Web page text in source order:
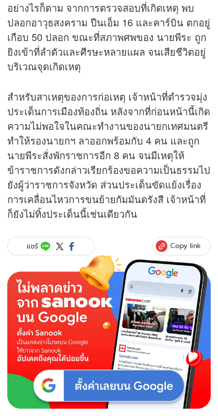
อย่างไรก็ตาม จากการตรวจสอบที่เกิดเหตุ พบ
ปลอกอาวุธสงคราม ปืนเอ็ม 16 และคาร์บิน ตกอยู่
เกือบ 50 ปลอก ขณะที่สภาพศพของ นายพีระ ถูก
ยิงเข้าที่ลำตัวและศีรษะหลายแผล จนเสียชีวิตอยู่
บริเวณจุดเกิดเหตุ
สำหรับสาเหตุของการก่อเหตุ เจ้าหน้าที่ตำรวจมุ่ง
ประเด็นการเมืองท้องถิ่น หลังจากที่ก่อนหน้านี้เกิด
ความไม่พอใจในคณะทำงานของนายกเทศมนตรี
ทำให้รองนายกฯ ลาออกพร้อมกับ 4 คน และถูก
นายพีระสั่งพักราชการอีก 8 คน จนมีเหตุให้
ข้าราชการดังกล่าวเรียกร้องขอความเป็นธรรมไป
ยังผู้ว่าราชการจังหวัด ส่วนประเด็นขัดแย้งเรื่อง
การเคลื่อนไหวการขนย้ายกัมมันตรังสี เจ้าหน้าที่
ก็ยังไม่ทิ้งประเด็นนี้เช่นเดียวกัน
แชร์ Copy link